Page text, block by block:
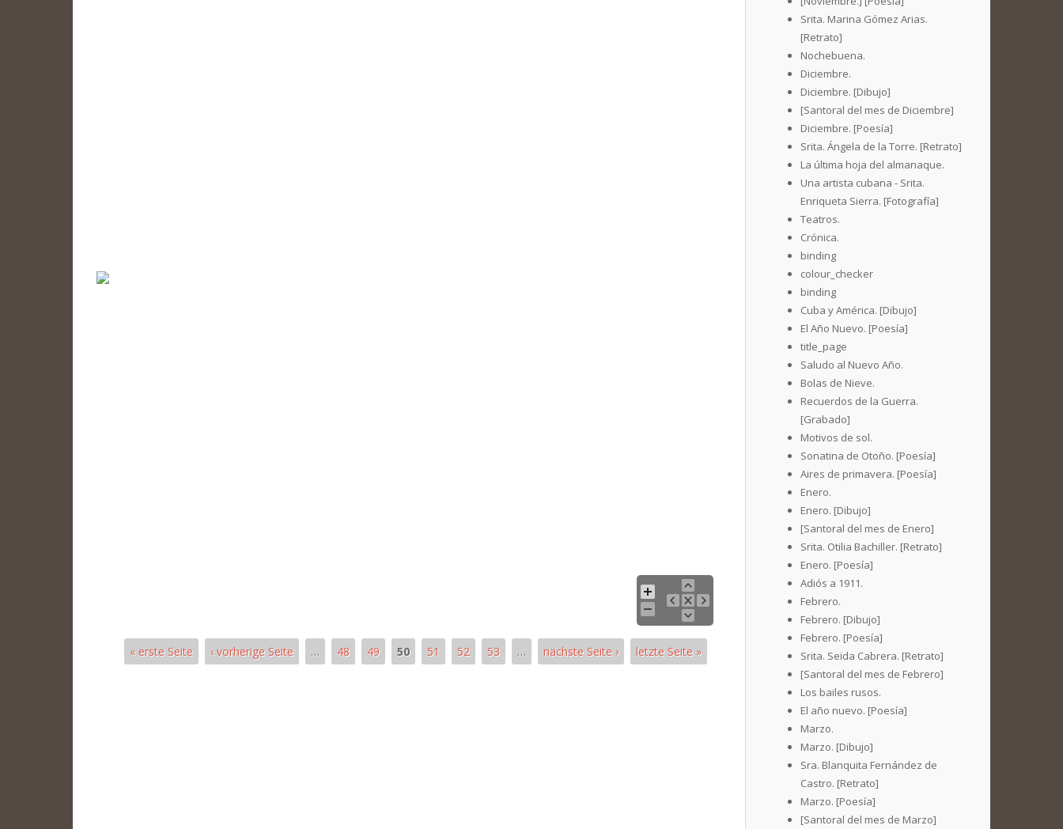
« erste Seite ‹ vorherige Seite … 48 49 50 51 52 53 … nächste Seite › letzte Seite »
Srita. Marina Gómez Arias.
[Retrato]
Nochebuena.
Diciembre.
Diciembre. [Dibujo]
[Santoral del mes de Diciembre]
Diciembre. [Poesía]
Srita. Ángela de la Torre. [Retrato]
La última hoja del almanaque.
Una artista cubana - Srita.
Enriqueta Sierra. [Fotografía]
Teatros.
Crónica.
binding
colour_checker
binding
Cuba y América. [Dibujo]
El Año Nuevo. [Poesía]
title_page
Saludo al Nuevo Año.
Bolas de Nieve.
Recuerdos de la Guerra.
[Grabado]
Motivos de sol.
Sonatina de Otoño. [Poesía]
Aires de primavera. [Poesía]
Enero.
Enero. [Dibujo]
[Santoral del mes de Enero]
Srita. Otilia Bachiller. [Retrato]
Enero. [Poesía]
Adiós a 1911.
Febrero.
Febrero. [Dibujo]
Febrero. [Poesía]
Srita. Seida Cabrera. [Retrato]
[Santoral del mes de Febrero]
Los bailes rusos.
El año nuevo. [Poesía]
Marzo.
Marzo. [Dibujo]
Sra. Blanquita Fernández de
Castro. [Retrato]
Marzo. [Poesía]
[Santoral del mes de Marzo]